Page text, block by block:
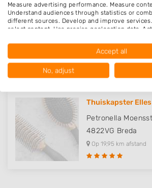
Puur-Krul
Nieuwe
Op 19,24 km afstand
Thuiskapster
Petronella
4822VG Breda
Op 19,95 km afstand
Measure advertising performance. Measure
Understand audiences through statistics or
different sources. Develop and improve
select content. Use precise geolocation data.
Data may be shared outside of the European
Your consent and the cookie policy applies
View Partner List (1016 IAB Vendors)
We use your data for the following purposes:
IAB processing purposes:
Store and/or access information on a
Use limited data to select advertising
Create profiles for personalised
Accept all
No, adjust